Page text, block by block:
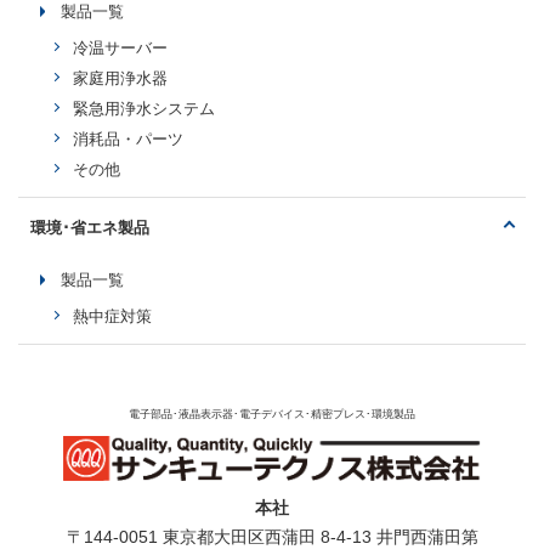
製品一覧
冷温サーバー
家庭用浄水器
緊急用浄水システム
消耗品・パーツ
その他
環境･省エネ製品
製品一覧
熱中症対策
電子部品･液晶表示器･電子デバイス･精密プレス･環境製品
本社
〒144-0051 東京都⼤⽥区⻄蒲⽥ 8-4-13 井⾨⻄蒲⽥第